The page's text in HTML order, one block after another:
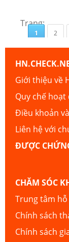
Trang:
1 2
Giới thiệu về
Quy chế
Điều khoản
Liên hệ với
ĐƯỢC
CHĂM SÓC
Trung tâm
Chính sách
Chính sách